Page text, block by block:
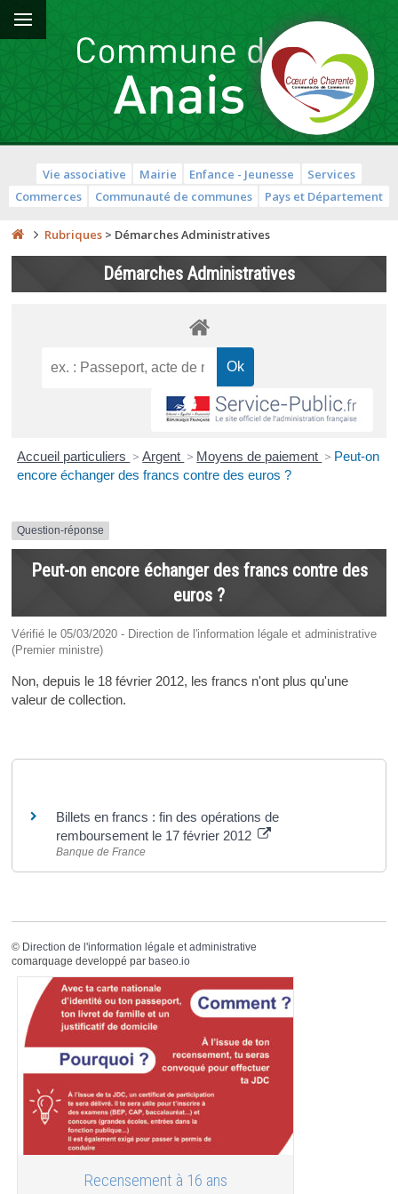
Vie associative Mairie Enfance - Jeunesse
Services
Commerces
Communauté de communes Pays et Département
Rubriques > Démarches Administratives
Démarches Administratives
Accueil particuliers > Argent > Moyens de paiement > Peut-on
encore échanger des francs contre des euros ?
Question-réponse
Peut-on encore échanger des francs contre des
euros ?
Vérifié le 05/03/2020 - Direction de l'information légale et administrative
(Premier ministre)
Non, depuis le 18 février 2012, les francs n'ont plus qu'une
valeur de collection.
Billets en francs : fin des opérations de
remboursement le 17 février 2012
Banque de France
© Direction de l'information légale et administrative
comarquage developpé par baseo.io
Recensement à 16 ans